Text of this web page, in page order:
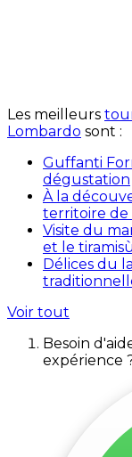
Les meilleurs
Lombardo sont :
Guffanti
dégustation
À la
territoire de
Visite du
et le tiramisù
Délices du
Voir tout
Besoin
expérience